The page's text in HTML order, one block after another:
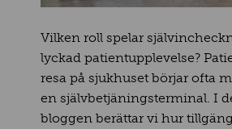
Vilken roll spelar
lyckad patientupplevelse?
resa på sjukhuset börjar ofta
en självbetjäningsterminal. I
bloggen berättar vi hur